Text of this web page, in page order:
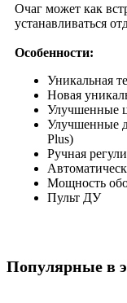
Очаг может как
устанавливаться
Особенности:
Уникальная
Новая
Улучшенные
Улучшенные
Plus)
Ручная
Мощность
Пульт ДУ
Популярные в